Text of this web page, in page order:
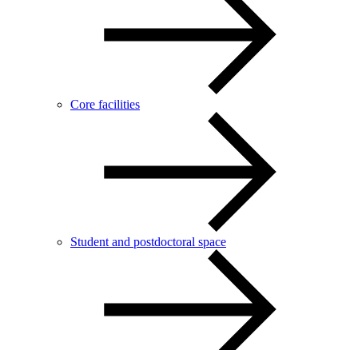
Core facilities
Student and postdoctoral space